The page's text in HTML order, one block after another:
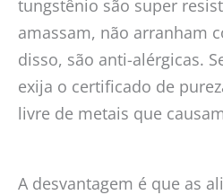
tungstênio são super
amassam, não arranham
disso, são anti-alérgicas.
exija o certificado de
livre de metais que
A desvantagem é que as